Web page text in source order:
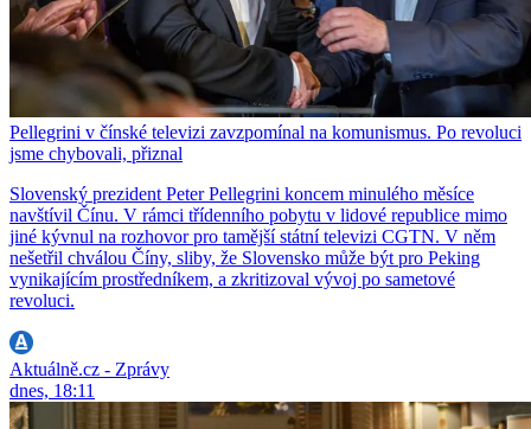
Pellegrini v čínské televizi zavzpomínal na komunismus. Po revoluci
jsme chybovali, přiznal
Slovenský prezident Peter Pellegrini koncem minulého měsíce
navštívil Čínu. V rámci třídenního pobytu v lidové republice mimo
jiné kývnul na rozhovor pro tamější státní televizi CGTN. V něm
nešetřil chválou Číny, sliby, že Slovensko může být pro Peking
vynikajícím prostředníkem, a zkritizoval vývoj po sametové
revoluci.
Aktuálně.cz - Zprávy
dnes, 18:11